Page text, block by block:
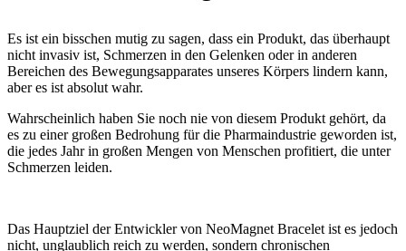
Es ist ein bisschen mutig zu sagen, dass ein Produkt, das überhaupt
nicht invasiv ist, Schmerzen in den Gelenken oder in anderen
Bereichen des Bewegungsapparates unseres Körpers lindern kann,
aber es ist absolut wahr.
Wahrscheinlich haben Sie noch nie von diesem Produkt gehört, da
es zu einer großen Bedrohung für die Pharmaindustrie geworden ist,
die jedes Jahr in großen Mengen von Menschen profitiert, die unter
Schmerzen leiden.
Das Hauptziel der Entwickler von NeoMagnet Bracelet ist es jedoch
nicht, unglaublich reich zu werden, sondern chronischen